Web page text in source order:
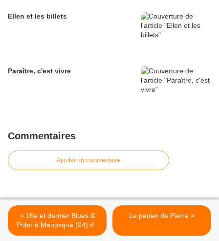
Ellen et les billets
Paraître, c'est vivre
Commentaires
Ajouter un commentaire
< 15e et dernier Blues &
Polar à Manosque (04) du
24 au 26 août
Le panier de Pierre >